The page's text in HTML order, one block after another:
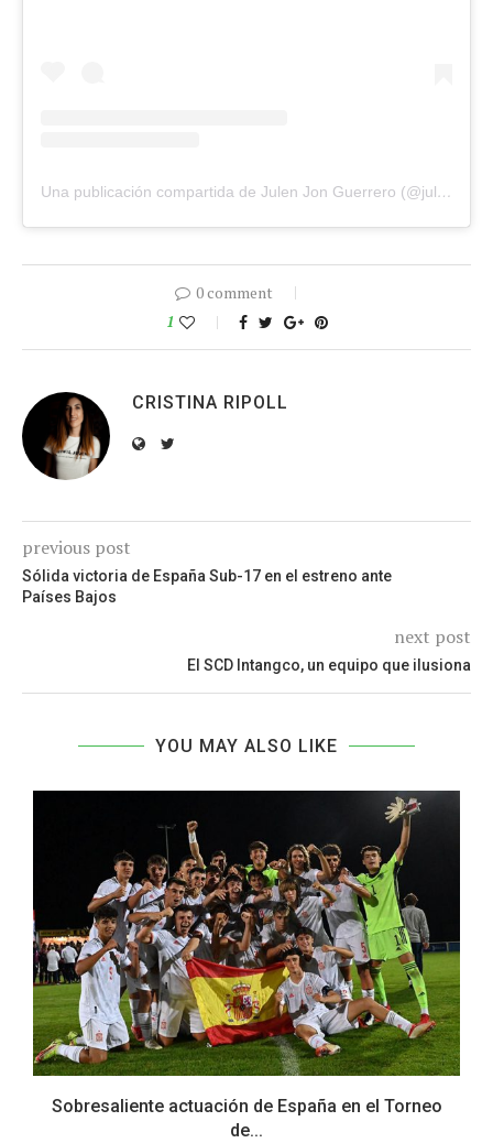
Una publicación compartida de Julen Jon Guerrero (@julenjonguerrero8)
0 comment
1
CRISTINA RIPOLL
previous post
Sólida victoria de España Sub-17 en el estreno ante
Países Bajos
next post
El SCD Intangco, un equipo que ilusiona
YOU MAY ALSO LIKE
Sobresaliente actuación de España en el Torneo
de...